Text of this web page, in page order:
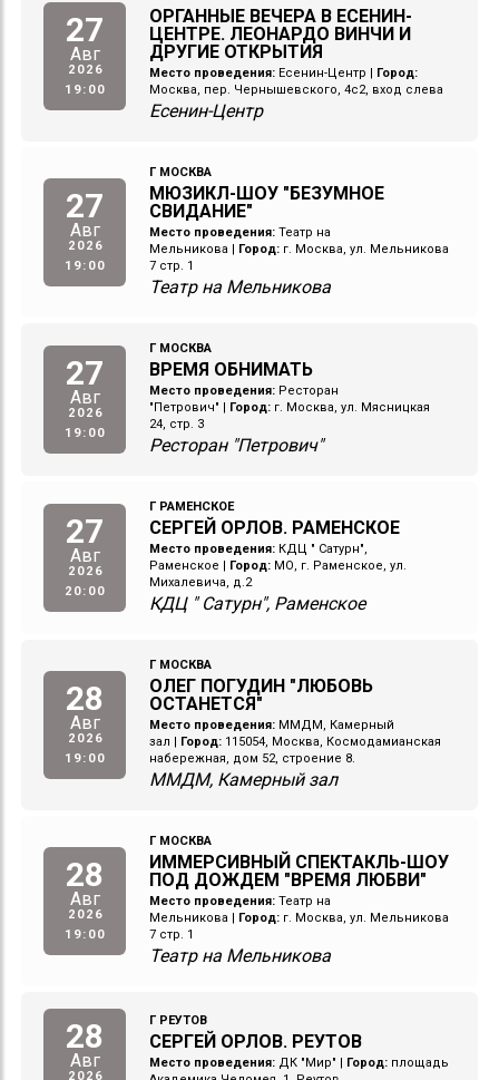
27
Авг
2026
19:00
ОРГАННЫЕ ВЕЧЕРА В ЕСЕНИН-
ЦЕНТРЕ. ЛЕОНАРДО ВИНЧИ И
ДРУГИЕ ОТКРЫТИЯ
Место проведения: Есенин-Центр
Город:
Москва, пер. Чернышевского, 4с2, вход слева
Есенин-Центр
27
Авг
2026
19:00
Г МОСКВА
МЮЗИКЛ-ШОУ "БЕЗУМНОЕ
СВИДАНИЕ"
Место проведения: Театр на
Мельникова
Город: г. Москва, ул. Мельникова
7 стр. 1
Театр на Мельникова
27
Авг
2026
19:00
Г МОСКВА
ВРЕМЯ ОБНИМАТЬ
Место проведения: Ресторан
"Петрович"
Город: г. Москва, ул. Мясницкая
24, стр. 3
Ресторан "Петрович"
27
Авг
2026
20:00
Г РАМЕНСКОЕ
СЕРГЕЙ ОРЛОВ. РАМЕНСКОЕ
Место проведения: КДЦ " Сатурн",
Раменское
Город: МО, г. Раменское, ул.
Михалевича, д.2
КДЦ " Сатурн", Раменское
28
Авг
2026
19:00
Г МОСКВА
ОЛЕГ ПОГУДИН "ЛЮБОВЬ
ОСТАНЕТСЯ"
Место проведения: ММДМ, Камерный
зал
Город: 115054, Москва, Космодамианская
набережная, дом 52, строение 8.
ММДМ, Камерный зал
28
Авг
2026
19:00
Г МОСКВА
ИММЕРСИВНЫЙ СПЕКТАКЛЬ-ШОУ
ПОД ДОЖДЕМ "ВРЕМЯ ЛЮБВИ"
Место проведения: Театр на
Мельникова
Город: г. Москва, ул. Мельникова
7 стр. 1
Театр на Мельникова
28
Авг
2026
Г РЕУТОВ
СЕРГЕЙ ОРЛОВ. РЕУТОВ
Место проведения: ДК "Мир" | Город: площадь